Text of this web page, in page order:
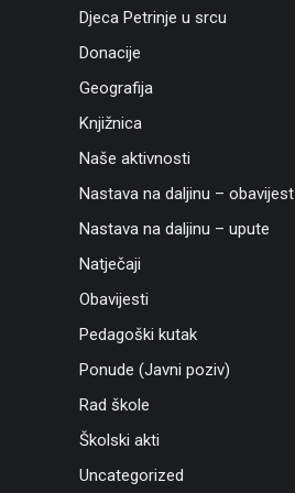
Djeca Petrinje u srcu
Donacije
Geografija
Knjižnica
Naše aktivnosti
Nastava na daljinu – obavijest
Nastava na daljinu – upute
Natječaji
Obavijesti
Pedagoški kutak
Ponude (Javni poziv)
Rad škole
Školski akti
Uncategorized